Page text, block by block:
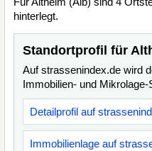
hinterlegt.
Standortprofil für
Auf strassenindex.de wird
Immobilien- und Mikrolage-
Detailprofil auf
Immobilienlage auf